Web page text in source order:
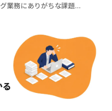
業務にありがちな課題...